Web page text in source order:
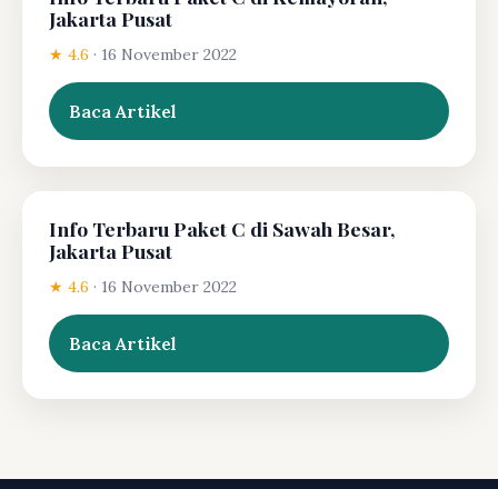
Jakarta Pusat
★ 4.6 · 16 November 2022
Baca Artikel
Info Terbaru Paket C di Sawah Besar,
Jakarta Pusat
★ 4.6 · 16 November 2022
Baca Artikel